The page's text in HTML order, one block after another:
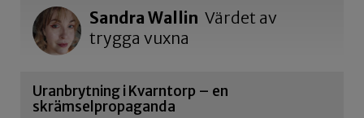
Sandra Wallin Värdet av
trygga vuxna
Uranbrytning i Kvarntorp – en
skrämselpropaganda